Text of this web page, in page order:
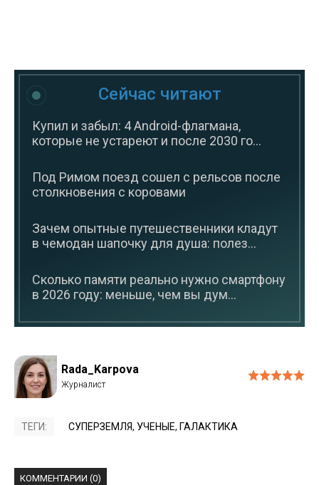
Сейчас читают
Купил и забыл: 4 Android-флагмана,
которые не устареют и после 2030 го...
Под Римом поезд сошел с рельсов после
столкновения с коровами
Зачем опытные путешественники кладут
в чемодан шапочку для душа: полез...
Сколько памяти реально нужно смартфону
в 2026 году: меньше, чем вы дум...
Rada_Karpova
ТЕГИ: СУПЕРЗЕМЛЯ, УЧЕНЫЕ, ГАЛАКТИКА
КОММЕНТАРИИ (0)